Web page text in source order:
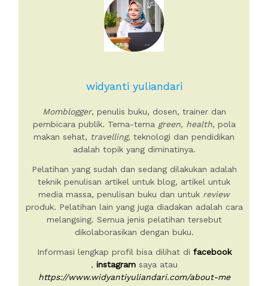
widyanti yuliandari
Momblogger, penulis buku, dosen, trainer dan
pembicara publik. Tema-tema green, health, pola
makan sehat, travelling, teknologi dan pendidikan
adalah topik yang diminatinya.
Pelatihan yang sudah dan sedang dilakukan adalah
teknik penulisan artikel untuk blog, artikel untuk
media massa, penulisan buku dan untuk review
produk. Pelatihan lain yang juga diadakan adalah cara
melangsing. Semua jenis pelatihan tersebut
dikolaborasikan dengan buku.
Informasi lengkap profil bisa dilihat di facebook
, instagramsaya atau
https://www.widyantiyuliandari.com/about-me